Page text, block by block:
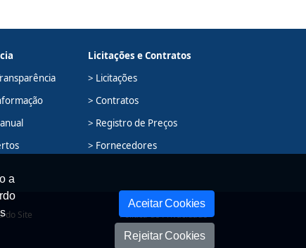
Licitações e Contratos
> Licitações
> Contratos
> Registro de Preços
> Fornecedores
do Site Política de Privacidade
a
Aceitar Cookies
Rejeitar Cookies